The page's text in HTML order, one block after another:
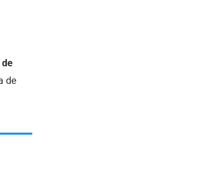
de